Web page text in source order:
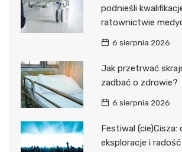
podnieśli
ratownictwie
6 sierpnia 2026
Jak przetrwać
zadbać o zdrowie?
6 sierpnia 2026
Festiwal (cie)Cisza:
eksploracje i